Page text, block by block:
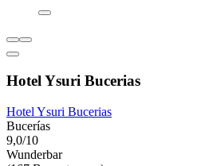
Hotel Ysuri Bucerias
Hotel Ysuri Bucerias
Bucerías
9,0/10
Wunderbar